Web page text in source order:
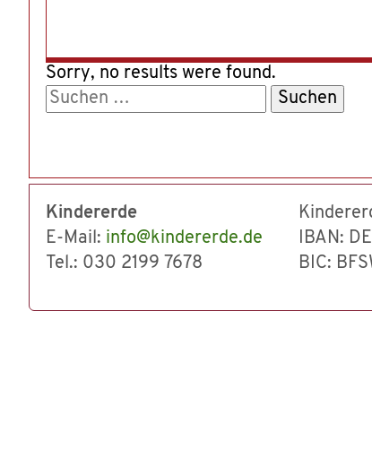
Sorry, no results were found.
Suchen
nach:
Kindererde
E-Mail: info@kindererde.de
Tel.: 030 2199 7678
IBAN:
BIC: